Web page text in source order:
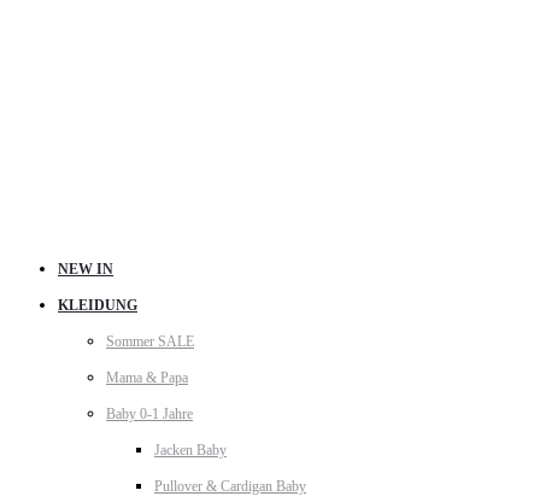
NEW IN
KLEIDUNG
Sommer SALE
Mama & Papa
Baby 0-1 Jahre
Jacken Baby
Pullover & Cardigan Baby